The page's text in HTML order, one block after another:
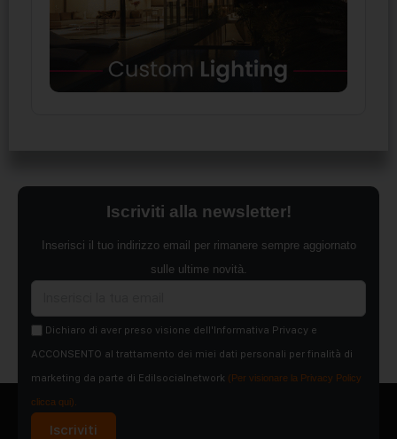
Iscriviti alla newsletter!
Inserisci il tuo indirizzo email per rimanere sempre aggiornato
sulle ultime novità.
Dichiaro di aver preso visione dell'Informativa Privacy e
ACCONSENTO al trattamento dei miei dati personali per finalità di
marketing da parte di Edilsocialnetwork (Per visionare la Privacy Policy
clicca qui).
Iscriviti